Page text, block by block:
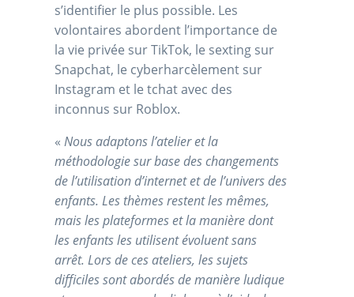
s’identifier le plus possible. Les
volontaires abordent l’importance de
la vie privée sur TikTok, le sexting sur
Snapchat, le cyberharcèlement sur
Instagram et le tchat avec des
inconnus sur Roblox.
« Nous adaptons l’atelier et la
méthodologie sur base des changements
de l’utilisation d’internet et de l’univers des
enfants. Les thèmes restent les mêmes,
mais les plateformes et la manière dont
les enfants les utilisent évoluent sans
arrêt. Lors de ces ateliers, les sujets
difficiles sont abordés de manière ludique